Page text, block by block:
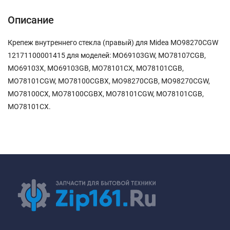
Описание
Крепеж внутреннего стекла (правый) для Midea MO98270CGW
12171100001415 для моделей: MO69103GW, MO78107CGB,
MO69103X, MO69103GB, MO78101CX, MO78101CGB,
MO78101CGW, MO78100CGBX, MO98270CGB, MO98270CGW,
MO78100CX, MO78100CGBX, MO78101CGW, MO78101CGB,
MO78101CX.